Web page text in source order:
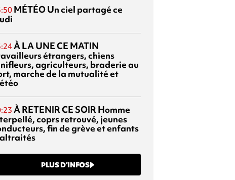
MÉTÉOUn ciel partagé ce
À LA UNE CE MATIN
étrangers, chiens
agriculteurs, braderie au
marche de la mutualité et
À RETENIR CE SOIR Homme
coprs retrouvé, jeunes
fin de grève et enfants
PLUS D’INFOS